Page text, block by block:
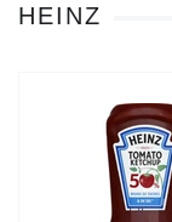
HEINZ